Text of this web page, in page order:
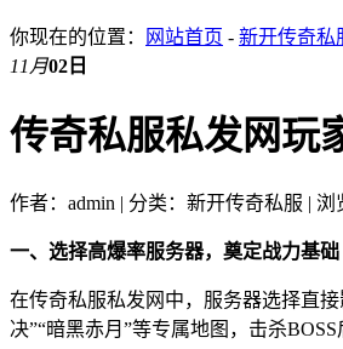
你现在的位置： 网站首页 - 新开传奇私
11月02日
传奇私服私发网玩
作者：admin | 分类：新开传奇私服 | 浏
一、选择高爆率服务器，奠定战力基础
在传奇私服私发网中，服务器选择直
决”“暗黑赤月”等专属地图，击杀